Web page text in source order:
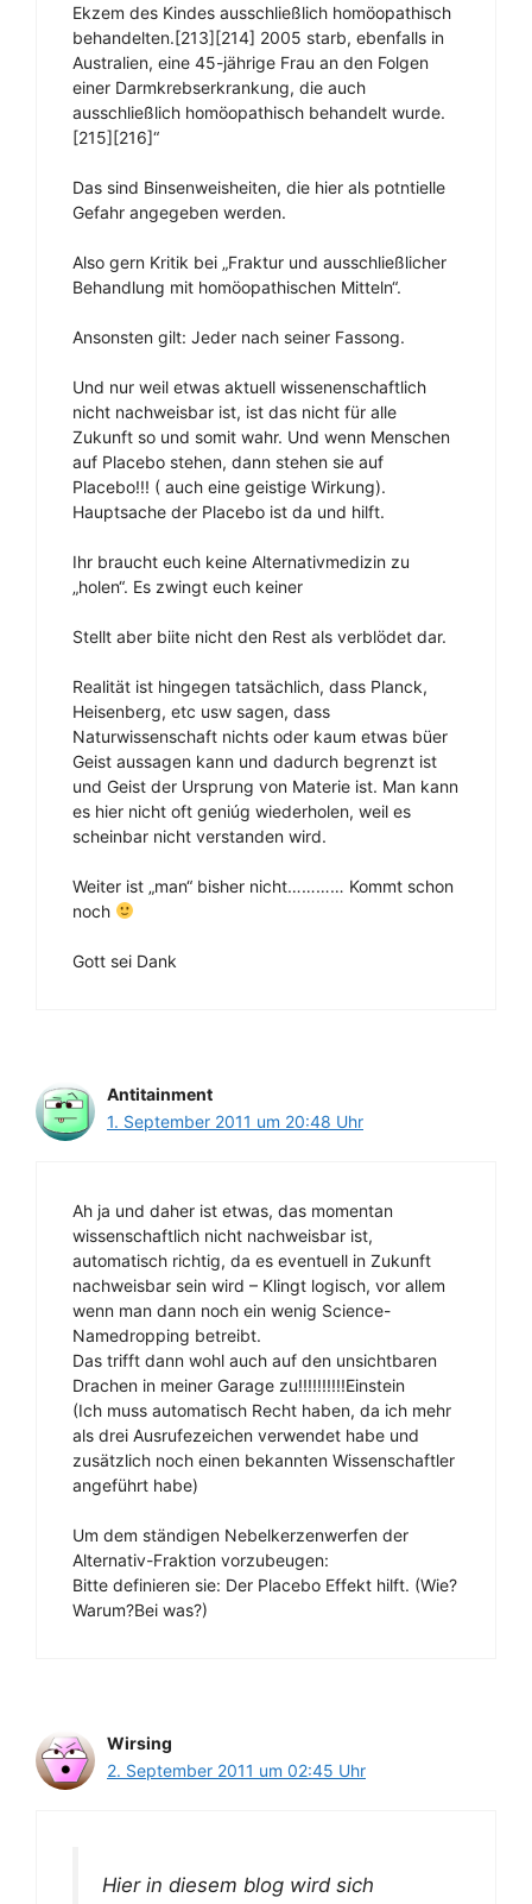
Ekzem des Kindes ausschließlich homöopathisch
behandelten.[213][214] 2005 starb, ebenfalls in
Australien, eine 45-jährige Frau an den Folgen
einer Darmkrebserkrankung, die auch
ausschließlich homöopathisch behandelt wurde.
[215][216]“
Das sind Binsenweisheiten, die hier als potntielle
Gefahr angegeben werden.
Also gern Kritik bei „Fraktur und ausschließlicher
Behandlung mit homöopathischen Mitteln“.
Ansonsten gilt: Jeder nach seiner Fassong.
Und nur weil etwas aktuell wissenenschaftlich
nicht nachweisbar ist, ist das nicht für alle
Zukunft so und somit wahr. Und wenn Menschen
auf Placebo stehen, dann stehen sie auf
Placebo!!! ( auch eine geistige Wirkung).
Hauptsache der Placebo ist da und hilft.
Ihr braucht euch keine Alternativmedizin zu
„holen“. Es zwingt euch keiner
Stellt aber biite nicht den Rest als verblödet dar.
Realität ist hingegen tatsächlich, dass Planck,
Heisenberg, etc usw sagen, dass
Naturwissenschaft nichts oder kaum etwas büer
Geist aussagen kann und dadurch begrenzt ist
und Geist der Ursprung von Materie ist. Man kann
es hier nicht oft geniúg wiederholen, weil es
scheinbar nicht verstanden wird.
Weiter ist „man“ bisher nicht………… Kommt schon
noch
Gott sei Dank
Antitainment
1. September 2011 um 20:48 Uhr
Ah ja und daher ist etwas, das momentan
wissenschaftlich nicht nachweisbar ist,
automatisch richtig, da es eventuell in Zukunft
nachweisbar sein wird – Klingt logisch, vor allem
wenn man dann noch ein wenig Science-
Namedropping betreibt.
Das trifft dann wohl auch auf den unsichtbaren
Drachen in meiner Garage zu!!!!!!!!!!Einstein
(Ich muss automatisch Recht haben, da ich mehr
als drei Ausrufezeichen verwendet habe und
zusätzlich noch einen bekannten Wissenschaftler
angeführt habe)
Um dem ständigen Nebelkerzenwerfen der
Alternativ-Fraktion vorzubeugen:
Bitte definieren sie: Der Placebo Effekt hilft. (Wie?
Warum?Bei was?)
Wirsing
2. September 2011 um 02:45 Uhr
Hier in diesem blog wird sich